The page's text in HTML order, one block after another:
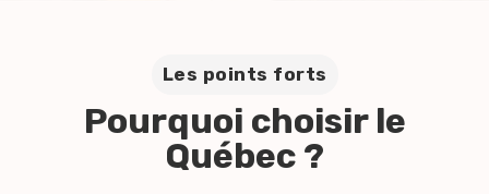
Les points forts
Pourquoi choisir le
Québec ?